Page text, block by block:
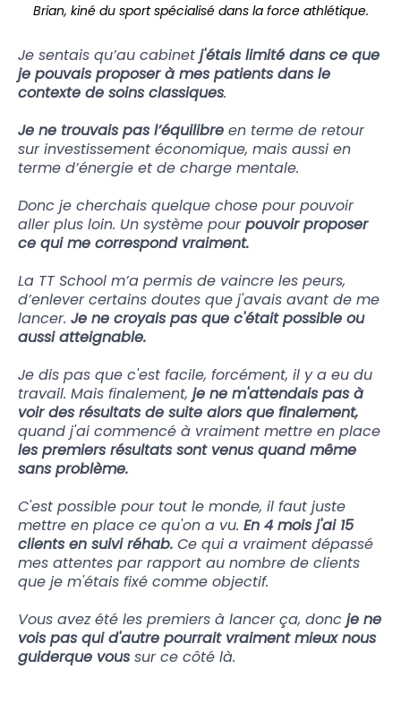
Brian, kiné du sport spécialisé dans la force athlétique.
Je sentais qu’au cabinet j'étais limité dans ce que
je pouvais proposer à mes patients dans le
contexte de soins classiques.
Je ne trouvais pas l’équilibre en terme de retour
sur investissement économique, mais aussi en
terme d’énergie et de charge mentale.
Donc je cherchais quelque chose pour pouvoir
aller plus loin. Un système pourpouvoir proposer
ce qui me correspond vraiment.
La TT School m’a permis de vaincre les peurs,
d’enlever certains doutes que j'avais avant de me
lancer. Je ne croyais pas que c'était possible ou
aussi atteignable.
Je dis pas que c'est facile, forcément, il y a eu du
travail. Mais finalement, je ne m'attendais pas à
voir des résultats de suite alors que finalement,
quand j'ai commencé à vraiment mettre en place
les premiers résultats sont venus quand même
sans problème.
C'est possible pour tout le monde, il faut juste
mettre en place ce qu'on a vu. En 4 mois j'ai 15
clients en suivi réhab. Ce qui a vraiment dépassé
mes attentes par rapport au nombre de clients
que je m'étais fixé comme objectif.
Vous avez été les premiers à lancer ça, donc je ne
vois pas qui d'autre pourrait vraiment mieux nous
guiderque voussur ce côté là.